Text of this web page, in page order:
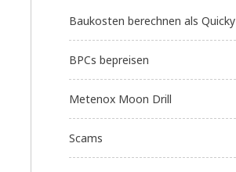
Baukosten berechnen als Quicky
BPCs bepreisen
Metenox Moon Drill
Scams